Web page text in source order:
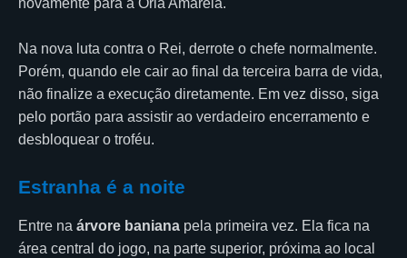
Na nova luta contra o Rei, derrote o chefe normalmente.
Porém, quando ele cair ao final da terceira barra de vida,
não finalize a execução diretamente. Em vez disso, siga
pelo portão para assistir ao verdadeiro encerramento e
desbloquear o troféu.
Estranha é a noite
Entre na árvore baniana pela primeira vez. Ela fica na
área central do jogo, na parte superior, próxima ao local